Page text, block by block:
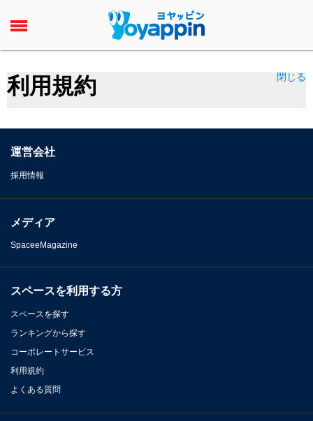
閉じる
利用規約
運営会社
採用情報
メディア
SpaceeMagazine
スペースを利用する方
スペースを探す
ランキングから探す
コーポレートサービス
利用規約
よくある質問